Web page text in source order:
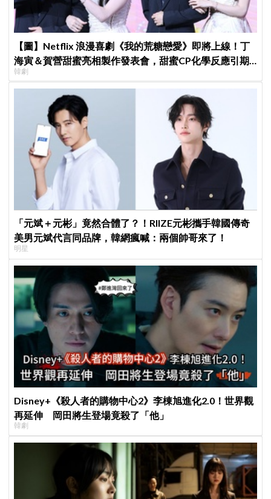
【圖】Netflix 浪漫喜劇《我的荒糖戀愛》即將上線！丁
海寅＆賀營甜蜜亮相製作發表會，甜蜜CP化學反應引期
待
韓劇
「元斌＋元彬」竟然合體了？！RIIZE元彬攜手韓國傳奇
美男元斌代言同品牌，韓網瘋喊：兩個帥哥來了！
明星
Disney+《殺人者的購物中心2》李棟旭進化2.0！世界觀
再延伸 岡田將生登場竟殺了「他」
韓劇